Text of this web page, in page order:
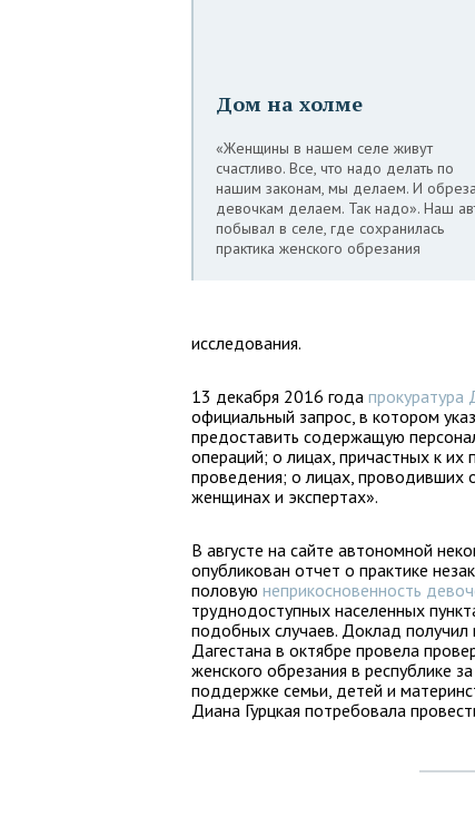
Дом на холме
«Женщины в нашем селе живут
счастливо. Все, что надо делать по
нашим законам, мы делаем. И
девочкам делаем. Так надо». Наш
побывал в селе, где сохранилась
практика женского обрезания
исследования.
13 декабря 2016 года прокуратура
официальный запрос, в котором
предоставить содержащую
операций; о лицах, причастных к
проведения; о лицах, проводивших
женщинах и экспертах».
В августе на сайте автономной
опубликован отчет о практике
половую неприкосновенность
труднодоступных населенных
подобных случаев. Доклад
Дагестана в октябре провела
женского обрезания в республике
поддержке семьи, детей и
Диана Гурцкая потребовала